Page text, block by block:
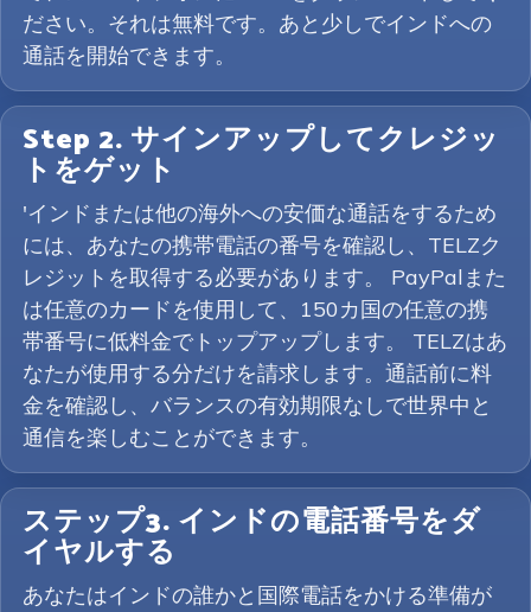
ださい。それは無料です。あと少しでインドへの
通話を開始できます。
Step 2. サインアップしてクレジッ
トをゲット
'インドまたは他の海外への安価な通話をするため
には、あなたの携帯電話の番号を確認し、TELZク
レジットを取得する必要があります。 PayPalまた
は任意のカードを使用して、150カ国の任意の携
帯番号に低料金でトップアップします。 TELZはあ
なたが使用する分だけを請求します。通話前に料
金を確認し、バランスの有効期限なしで世界中と
通信を楽しむことができます。
ステップ3. インドの電話番号をダ
イヤルする
あなたはインドの誰かと国際電話をかける準備が